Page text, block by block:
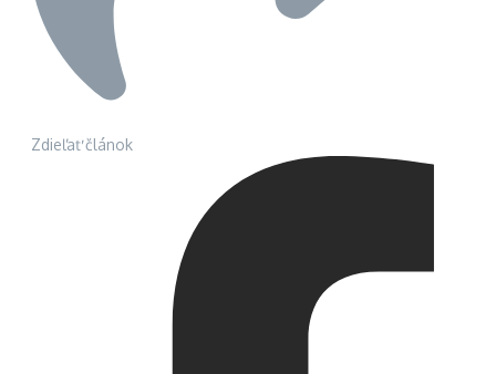
Zdieľať článok